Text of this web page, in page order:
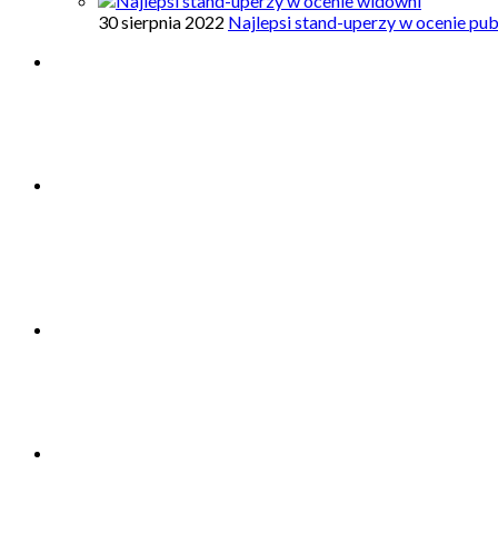
30 sierpnia 2022 Najlepsi stand-uperzy w ocenie